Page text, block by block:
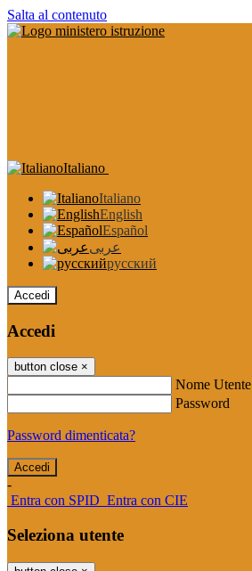
Salta al contenuto
Italiano
Italiano
English
Español
عربى
русский
Accedi
Accedi
button close ×
Nome Utente
Password
Password dimenticata?
-
Entra con SPID Entra con CIE
Seleziona utente